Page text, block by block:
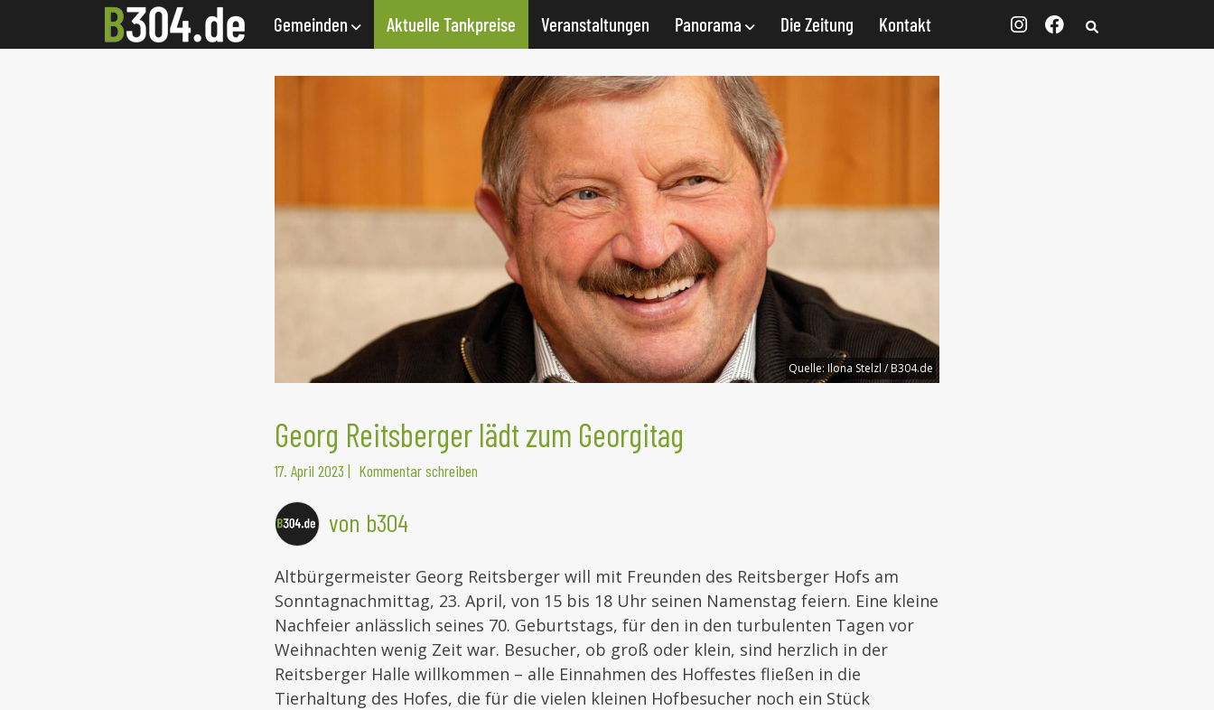
Gemeinden Aktuelle Tankpreise Veranstaltungen Panorama Die Zeitung Kontakt
Quelle: Ilona Stelzl / B304.de
Georg Reitsberger lädt zum Georgitag
17. April 2023 | Kommentar schreiben
von b304
Altbürgermeister Georg Reitsberger will mit Freunden des Reitsberger Hofs am
Sonntagnachmittag, 23. April, von 15 bis 18 Uhr seinen Namenstag feiern. Eine kleine
Nachfeier anlässlich seines 70. Geburtstags, für den in den turbulenten Tagen vor
Weihnachten wenig Zeit war. Besucher, ob groß oder klein, sind herzlich in der
Reitsberger Halle willkommen – alle Einnahmen des Hoffestes fließen in die
Tierhaltung des Hofes, die für die vielen kleinen Hofbesucher noch ein Stück